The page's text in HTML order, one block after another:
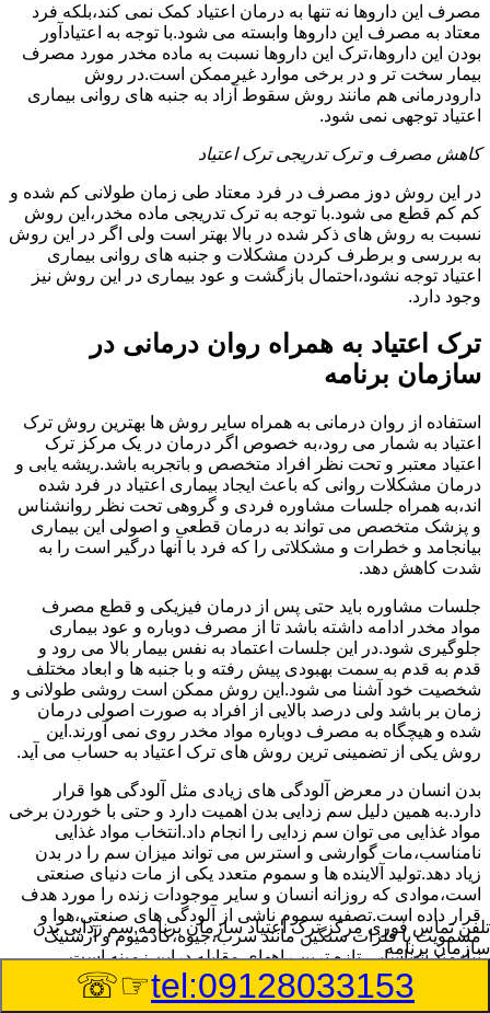
مصرف این داروها نه تنها به درمان اعتیاد کمک نمی کند،بلکه فرد
معتاد به مصرف این داروها وابسته می شود.با توجه به اعتیادآور
بودن این داروها،ترک این داروها نسبت به ماده مخدر مورد مصرف
بیمار سخت تر و در برخی موارد غیرممکن است.در روش
دارودرمانی هم مانند روش سقوط آزاد به جنبه های روانی بیماری
اعتیاد توجهی نمی شود.
کاهش مصرف و ترک تدریجی ترک اعتیاد
در این روش دوز مصرف در فرد معتاد طی زمان طولانی کم شده و
کم کم قطع می شود.با توجه به ترک تدریجی ماده مخدر،این روش
نسبت به روش های ذکر شده در بالا بهتر است ولی اگر در این روش
به بررسی و برطرف کردن مشکلات و جنبه های روانی بیماری
اعتیاد توجه نشود،احتمال بازگشت و عود بیماری در این روش نیز
وجود دارد.
ترک اعتیاد به همراه روان درمانی در
سازمان برنامه
استفاده از روان درمانی به همراه سایر روش ها بهترین روش ترک
اعتیاد به شمار می رود،به خصوص اگر درمان در یک مرکز ترک
اعتیاد معتبر و تحت نظر افراد متخصص و باتجربه باشد.ریشه یابی و
درمان مشکلات روانی که باعث ایجاد بیماری اعتیاد در فرد شده
اند،به همراه جلسات مشاوره فردی و گروهی تحت نظر روانشناس
و پزشک متخصص می تواند به درمان قطعی و اصولی این بیماری
بیانجامد و خطرات و مشکلاتی را که فرد با آنها درگیر است را به
شدت کاهش دهد.
جلسات مشاوره باید حتی پس از درمان فیزیکی و قطع مصرف
مواد مخدر ادامه داشته باشد تا از مصرف دوباره و عود بیماری
جلوگیری شود.در این جلسات اعتماد به نفس بیمار بالا می رود و
قدم به قدم به سمت بهبودی پیش رفته و با جنبه ها و ابعاد مختلف
شخصیت خود آشنا می شود.این روش ممکن است روشی طولانی و
زمان بر باشد ولی درصد بالایی از افراد به صورت اصولی درمان
شده و هیچگاه به مصرف دوباره مواد مخدر روی نمی آورند.این
روش یکی از تضمینی ترین روش های ترک اعتیاد به حساب می آید.
بدن انسان در معرض آلودگی های زیادی مثل آلودگی هوا قرار
دارد.به همین دلیل سم زدایی بدن اهمیت دارد و حتی با خوردن برخی
مواد غذایی می توان سم زدایی را انجام داد.انتخاب مواد غذایی
نامناسب،مات گوارشی و استرس می تواند میزان سم را در بدن
زیاد دهد.تولید آلاینده ها و سموم متعدد یکی از مات دنیای صنعتی
است،موادی که روزانه انسان و سایر موجودات زنده را مورد هدف
قرار داده است.تصفیه سموم ناشی از آلودگی های صنعتی،هوا و
مسمویت با فلزات سنگین مانند سرب،جیوه،کادمیوم و آرسنیک
نیازمند شناسایی تازه ترین راههای مقابله دراین زمینه است.
سم زدایی بدن در سازمان برنامه
تلفن تماس فوریمرکز ترک اعتیاد سازمان برنامه,سم زدایی بدن
سازمان برنامه
tel:09128033153
☞☏